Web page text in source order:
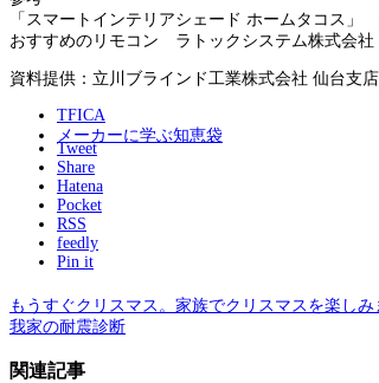
「スマートインテリアシェ
おすすめのリモコン ラトックシステム株式会
資料提供：立川ブラインド工業株式会社 仙台支
TFICA
メーカーに学ぶ知恵袋
Tweet
Share
Hatena
Pocket
RSS
feedly
Pin it
もうすぐクリスマス。家族でクリスマスを楽しみ
我家の耐震診断
関連記事